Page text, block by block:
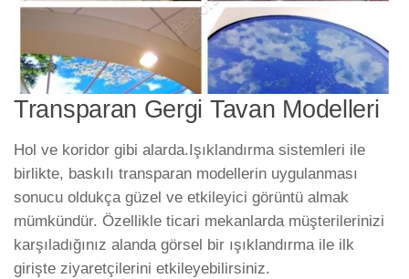
Transparan Gergi Tavan Modelleri
Hol ve koridor gibi alarda.Işıklandırma sistemleri ile
birlikte, baskılı transparan modellerin uygulanması
sonucu oldukça güzel ve etkileyici görüntü almak
mümkündür. Özellikle ticari mekanlarda müşterilerinizi
karşıladığınız alanda görsel bir ışıklandırma ile ilk
girişte ziyaretçilerini etkileyebilirsiniz.